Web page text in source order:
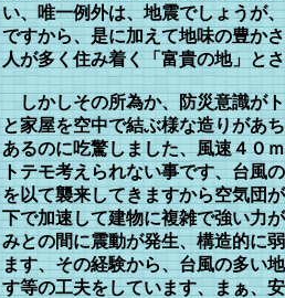
い、唯一例外は、地震でしょうが
ですから、是に加えて地味の豊か
人が多く住み着く「富貴の地」と
しかしその所為か、防災意識がト
と家屋を空中で結ぶ様な造りがあ
あるのに吃驚しました、風速４０
トテモ考えられない事です、台風
を以て襲来してきますから空気団
下で加速して建物に複雑で強い力
みとの間に震動が発生、構造的に
ます、その経験から、台風の多い
す等の工夫をしています、まぁ、